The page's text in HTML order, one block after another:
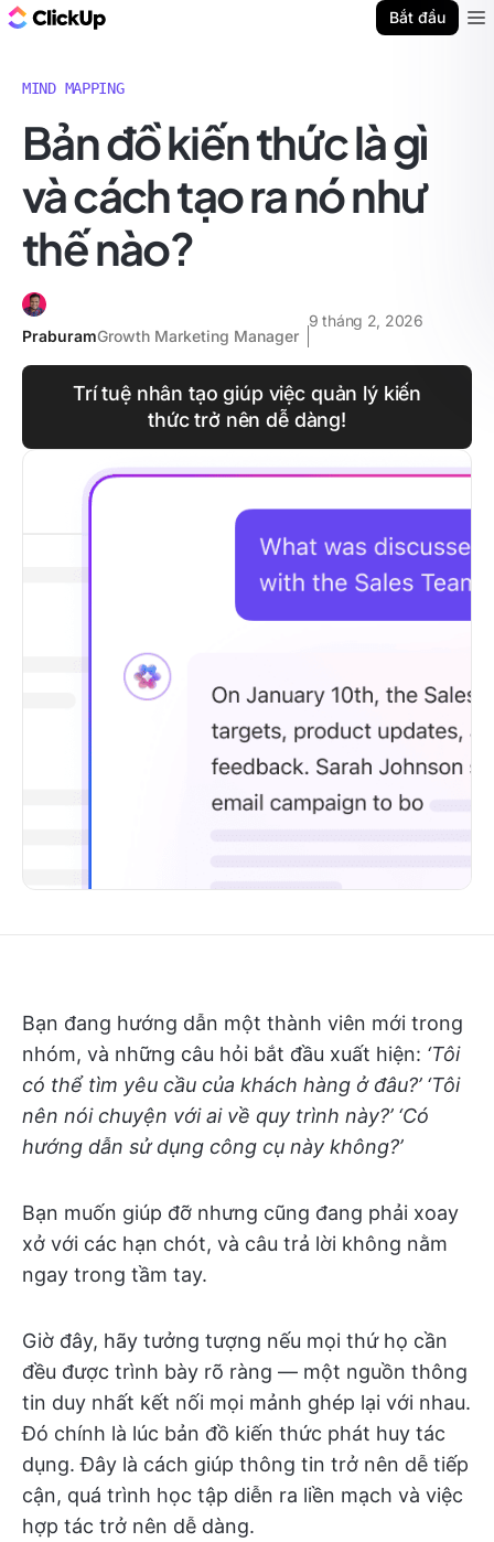
Bắt đầu
MIND MAPPING
Bản đồ kiến thức là gì
và cách tạo ra nó như
thế nào?
PraburamGrowth Marketing Manager
9 tháng 2, 2026
Trí tuệ nhân tạo giúp việc quản lý kiến
thức trở nên dễ dàng!
Bạn đang hướng dẫn một thành viên mới trong
nhóm, và những câu hỏi bắt đầu xuất hiện: ‘Tôi
có thể tìm yêu cầu của khách hàng ở đâu?’ ‘Tôi
nên nói chuyện với ai về quy trình này?’ ‘Có
hướng dẫn sử dụng công cụ này không?’
Bạn muốn giúp đỡ nhưng cũng đang phải xoay
xở với các hạn chót, và câu trả lời không nằm
ngay trong tầm tay.
Giờ đây, hãy tưởng tượng nếu mọi thứ họ cần
đều được trình bày rõ ràng — một nguồn thông
tin duy nhất kết nối mọi mảnh ghép lại với nhau.
Đó chính là lúc bản đồ kiến thức phát huy tác
dụng. Đây là cách giúp thông tin trở nên dễ tiếp
cận, quá trình học tập diễn ra liền mạch và việc
hợp tác trở nên dễ dàng.